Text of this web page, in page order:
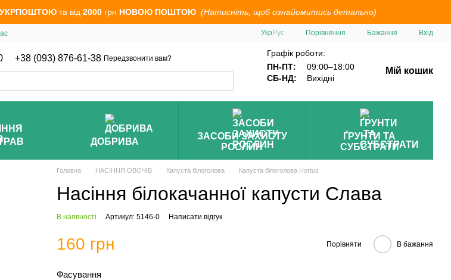
УКРПОШТОЮта від 2000грн НОВОЮ ПОШТОЮ (Натисніть, щоб ознайомитись детально)
УкрРус Порівняння Бажання Вхід
+38 (093) 876-61-38 Передзвонити вам?
Графік роботи:
ПН-ПТ:
09:00–18:00
СБ-НД:
Вихідні
Мій кошик
ДОБРИВА
ЗАСОБИ ЗАХИСТУ
РОСЛИН
ҐРУНТИ ТА
СУБСТРАТИ
Головна НАСІННЯ ОВОЧІВ Капуста білоголова Капуста білоголова Hortus
Насіння білокачанної капусти Слава
В наявності Артикул: 5146-0 Написати відгук
160 грн Порівняти В бажання
Фасування